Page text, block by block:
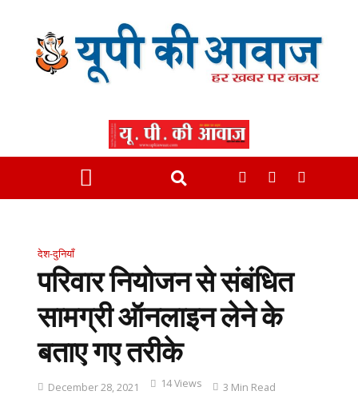
देश-दुनियाँ
परिवार नियोजन से संबंधित
सामग्री ऑनलाइन लेने के
बताए गए तरीके
December 28, 2021 14 Views 3 Min Read